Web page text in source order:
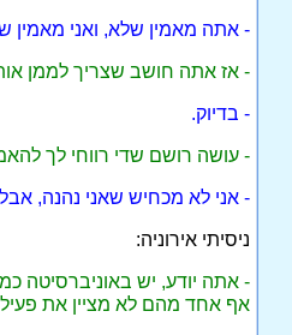
- אתה מאמין שלא, ואני מאמין
- אז אתה חושב שצריך לממן
- בדיוק.
- עושה רושם שדי רווחי לך
- אני לא מכחיש שאני נהנה,
ניסיתי אירוניה:
- אתה יודע, יש באוניברסיטה
אף אחד מהם לא מציין את